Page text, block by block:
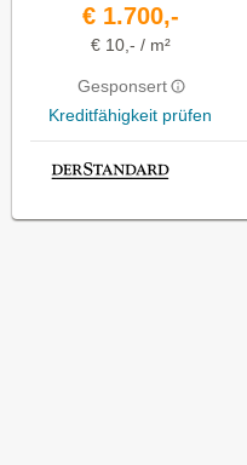
€ 1.700,-
€ 10,- / m²
Gesponsert
Kreditfähigkeit prüfen